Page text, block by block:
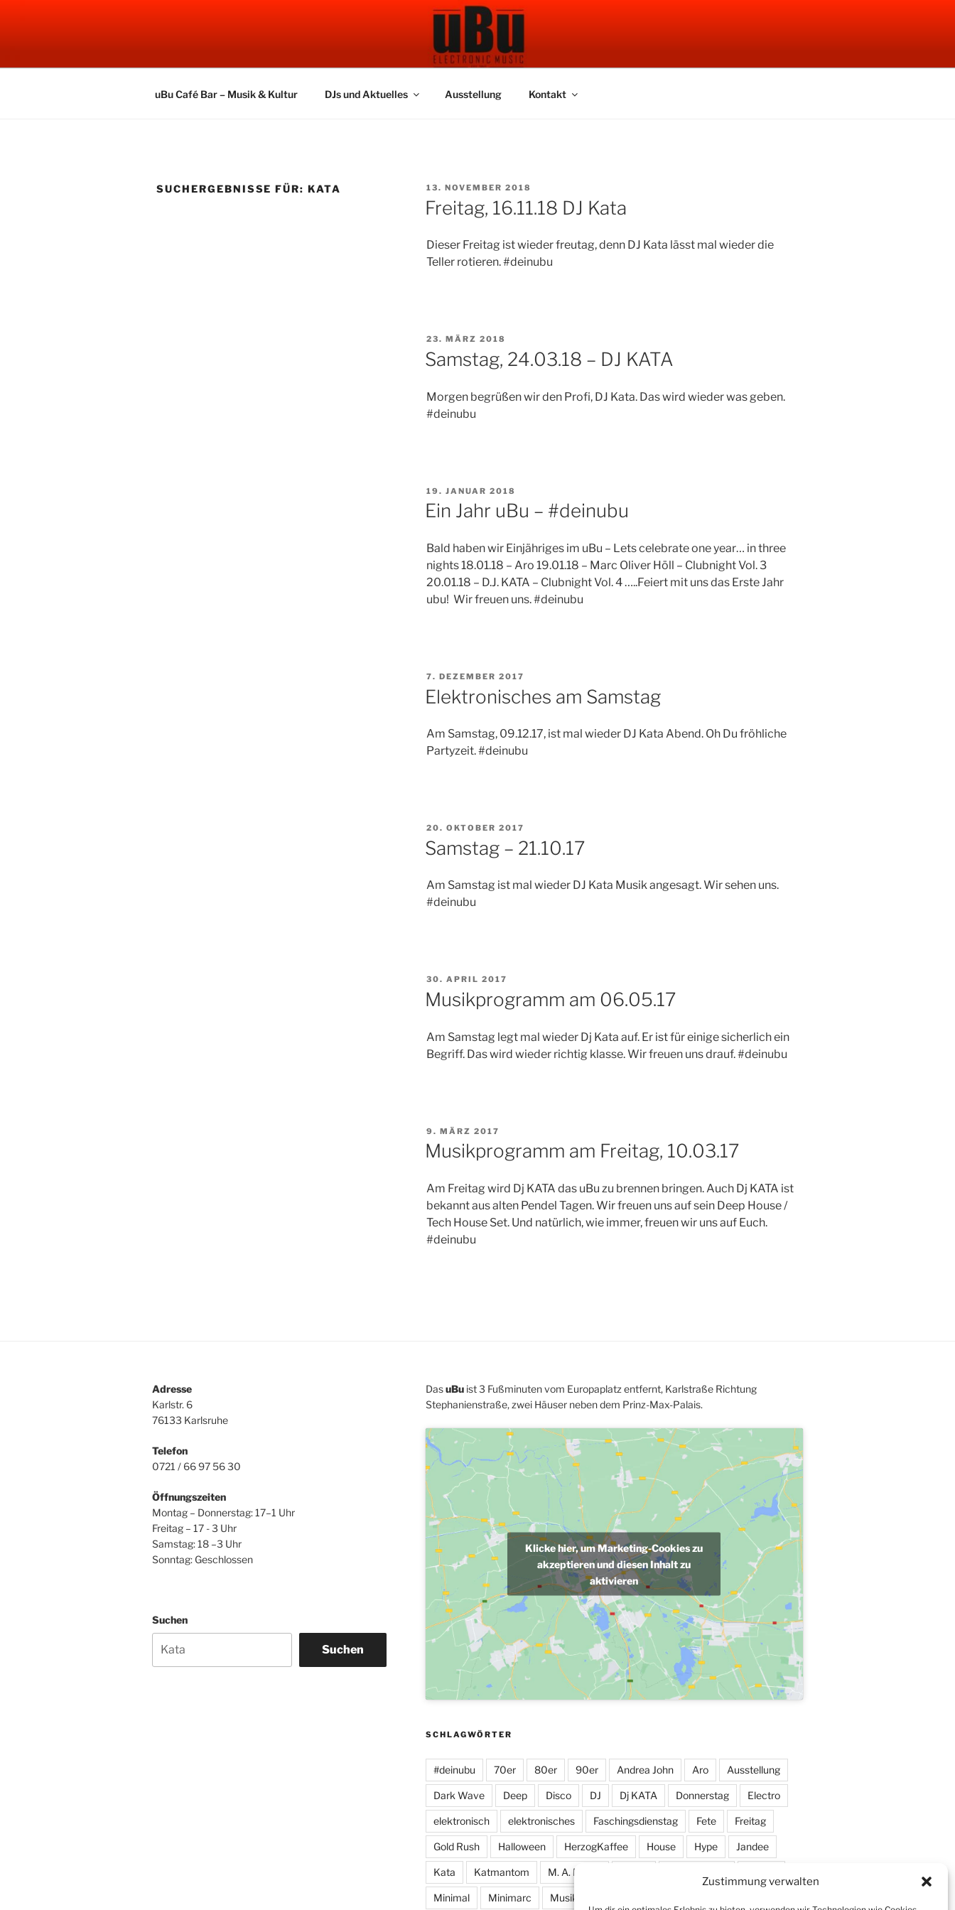
Zustimmung verwalten
uBu Café Bar – Musik & Kultur DJs und Aktuelles Ausstellung Kontakt
SUCHERGEBNISSE FÜR:KATA
VERÖFFENTLICHT
AM
13. NOVEMBER 2018
Freitag, 16.11.18 DJ Kata
Dieser Freitag ist wieder freutag, denn DJ Kata lässt mal wieder die
Teller rotieren. #deinubu
VERÖFFENTLICHT
AM
23. MÄRZ 2018
Samstag, 24.03.18 – DJ KATA
Morgen begrüßen wir den Profi, DJ Kata. Das wird wieder was geben.
#deinubu
VERÖFFENTLICHT
AM
19. JANUAR 2018
Ein Jahr uBu – #deinubu
Bald haben wir Einjähriges im uBu – Lets celebrate one year… in three
nights 18.01.18 – Aro 19.01.18 – Marc Oliver Höll – Clubnight Vol. 3
20.01.18 – D.J. KATA – Clubnight Vol. 4 …..Feiert mit uns das Erste Jahr
ubu! Wir freuen uns. #deinubu
VERÖFFENTLICHT
7. DEZEMBER 2017
Elektronisches am Samstag
Am Samstag, 09.12.17, ist mal wieder DJ Kata Abend. Oh Du fröhliche
Partyzeit. #deinubu
VERÖFFENTLICHT
AM
20. OKTOBER 2017
Samstag – 21.10.17
Am Samstag ist mal wieder DJ Kata Musik angesagt. Wir sehen uns.
#deinubu
VERÖFFENTLICHT
AM
30. APRIL 2017
Musikprogramm am 06.05.17
Am Samstag legt mal wieder Dj Kata auf. Er ist für einige sicherlich ein
Begriff. Das wird wieder richtig klasse. Wir freuen uns drauf. #deinubu
VERÖFFENTLICHT
AM
9. MÄRZ 2017
Musikprogramm am Freitag, 10.03.17
Am Freitag wird Dj KATA das uBu zu brennen bringen. Auch Dj KATA ist
bekannt aus alten Pendel Tagen. Wir freuen uns auf sein Deep House /
Tech House Set. Und natürlich, wie immer, freuen wir uns auf Euch.
#deinubu
Adresse
Karlstr. 6
76133 Karlsruhe
Telefon
0721 / 66 97 56 30
Öffnungszeiten
Montag – Donnerstag: 17–1 Uhr
Freitag – 17 - 3 Uhr
Samstag: 18 –3 Uhr
Sonntag: Geschlossen
Suchen
Suchen
DasuBuist 3 Fußminuten vom Europaplatz entfernt, Karlstraße Richtung
Stephanienstraße, zwei Häuser neben dem Prinz-Max-Palais.
Klicke hier, um Marketing-Cookies zu
akzeptieren und diesen Inhalt zu
aktivieren
SCHLAGWÖRTER
#deinubu 70er 80er 90er Andrea John Aro Ausstellung
Dark Wave Deep Disco DJ Dj KATA Donnerstag Electro
elektronisch elektronisches Faschingsdienstag Fete Freitag
Gold Rush Halloween HerzogKaffee House Hype Jandee
Kata Katmantom M. A. R. I. N.
Minimal Minimarc Musik